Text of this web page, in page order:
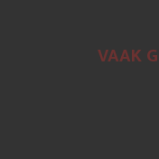
VAAK